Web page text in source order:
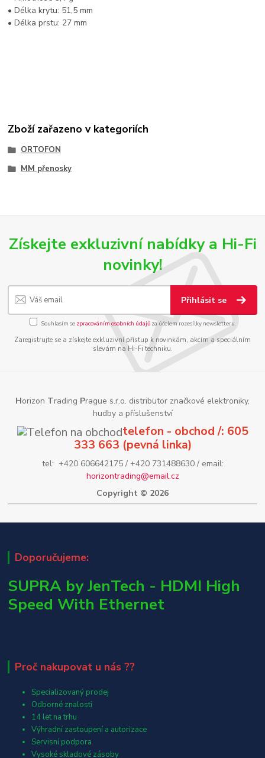
• Délka krytu: 51,5 mm
• Délka prstu: 27 mm
Zboží zařazeno v kategoriích
ORTOFON
MM přenosky
Získejte exkluzivní nabídky a Hi-Fi
novinky!
Přihlásit se
Souhlasím se zpracováním osobních údajůza účelem rozesílky newsletteru.
Zaregistrujte se a získejte exkluzivní přístup k novinkám, akcím a speciálním
slevám na Hi-Fi techniku.
Horizon Trading Prague s.r.o. distributor značkové elektroniky,
hudby a příslušenství
telefon - obchod /: 605
333 663 (pevná linka)
tel: +420 606642175 / +420 731488630 / email:
horizontrading@email.cz
Copyright © 2026
Doporučujeme:
SUPRA by JenTech - HDMI High
Speed With Ethernet
Proč nakupovat u nás ??
Specializovaný prodej
Odborné znalosti
14 let na trhu
Výhradní zastoupení a autorizace
Servisní podpora
Vysoké skladové zásoby